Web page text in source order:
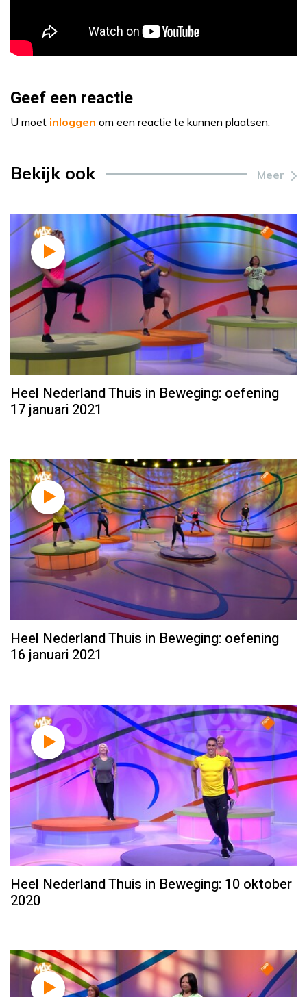
Geef een reactie
U moet inloggen om een reactie te kunnen plaatsen.
Bekijk ook Meer
Heel Nederland Thuis in Beweging: oefening
17 januari 2021
Heel Nederland Thuis in Beweging: oefening
16 januari 2021
Heel Nederland Thuis in Beweging: 10 oktober
2020